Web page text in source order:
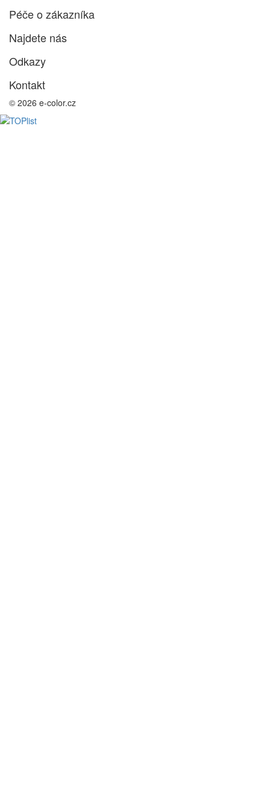
Péče o zákazníka
Najdete nás
Odkazy
Kontakt
© 2026 e-color.cz